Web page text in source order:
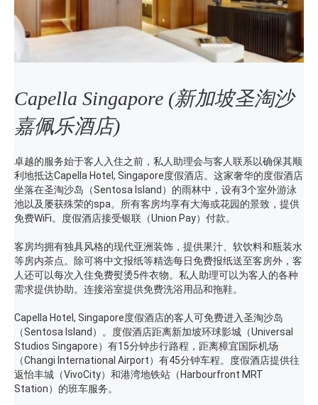
Capella Singapore (新加坡圣淘沙
嘉佩乐酒店)
卓越的服务始于客人入住之前，私人助理会与客人联系以确保其顺
利地抵达Capella Hotel, Singapore度假酒店。这家奢华的度假酒店
坐落在圣淘沙岛（Sentosa Island）的雨林中，设有3个室外游泳
池以及屡获殊荣的spa。所有客房均享有大海或花园的景致，提供
免费WiFi。度假酒店接受银联（Union Pay）付款。
客房均拥有独具风格的现代亚洲装饰，提供果汁、软饮料和瓶装水
等房内茶点。除可将中文报纸等精选每日免费报纸送至客房外，客
人还可以每次入住免费熨烫5件衣物。私人助理可以为客人的各种
需求提供协助。连接浴室提供免费洗浴用品和拖鞋。
Capella Hotel, Singapore度假酒店的客人可免费进入圣淘沙岛
（Sentosa Island）。度假酒店距离新加坡环球影城（Universal
Studios Singapore）有15分钟步行路程，距离樟宜国际机场
（Changi International Airport）有45分钟车程。度假酒店提供往
返怡丰城（VivoCity）和港湾地铁站（Harbourfront MRT
Station）的班车服务。